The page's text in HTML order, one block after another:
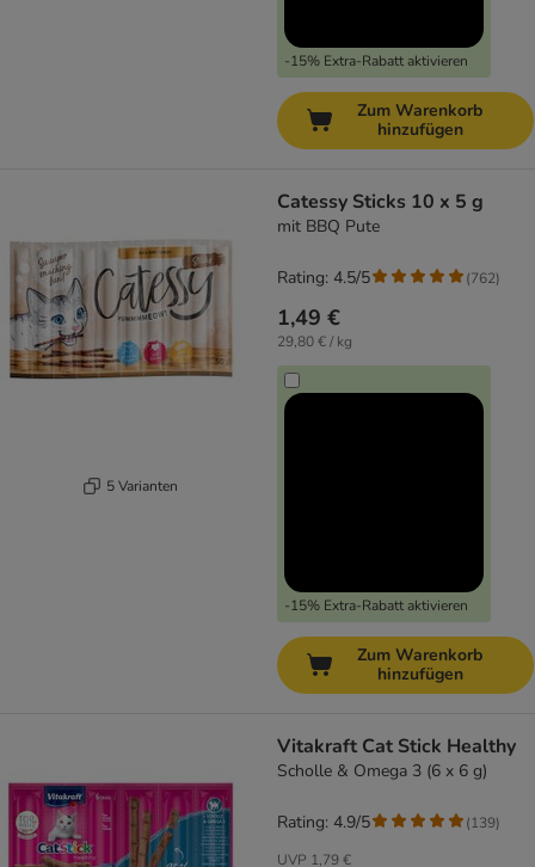
-15% Extra-Rabatt aktivieren
Zum Warenkorb
hinzufügen
5 Varianten
Catessy Sticks 10 x 5 g
mit BBQ Pute
1,49 €
29,80 € / kg
-15% Extra-Rabatt aktivieren
Rating: 4.5/5 (762)
Zum Warenkorb
hinzufügen
Vitakraft Cat Stick Healthy
Scholle & Omega 3 (6 x 6 g)
UVP 1,79 €
Rating: 4.9/5 (139)